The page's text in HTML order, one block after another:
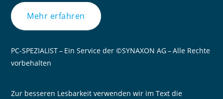
Mehr erfahren
PC-SPEZIALIST – Ein Service der ©SYNAXON AG – Alle Rechte
vorbehalten
Zur besseren Lesbarkeit verwenden wir im Text die